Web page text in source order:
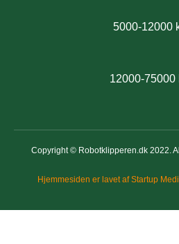
5000-12000
12000-75000
Copyright © Robotklipperen.dk 2022.
Hjemmesiden er lavet af Startup